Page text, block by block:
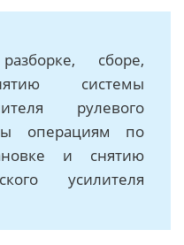
сборе,
системы
рулевого
операциям по
и снятию
усилителя